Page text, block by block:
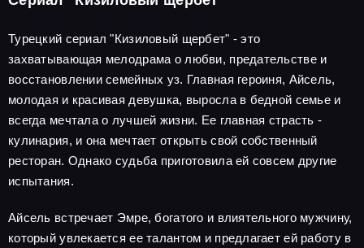
Турецкий сериал "Кизиловый щербет" - это
захватывающая мелодрама о любви, предательстве и
восстановлении семейных уз. Главная героиня, Айсель,
молодая и красивая девушка, выросла в бедной семье и
всегда мечтала о лучшей жизни. Ее главная страсть -
кулинария, и она мечтает открыть свой собственный
ресторан. Однако судьба приготовила ей совсем другие
испытания.
Айсель встречает Эмре, богатого и влиятельного мужчину,
который увлекается ее талантом и предлагает ей работу в